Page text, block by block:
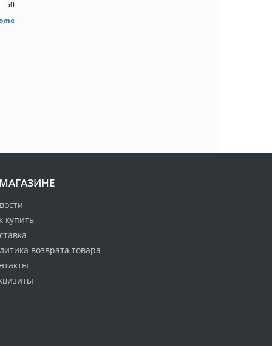
50
купить
возврата товара